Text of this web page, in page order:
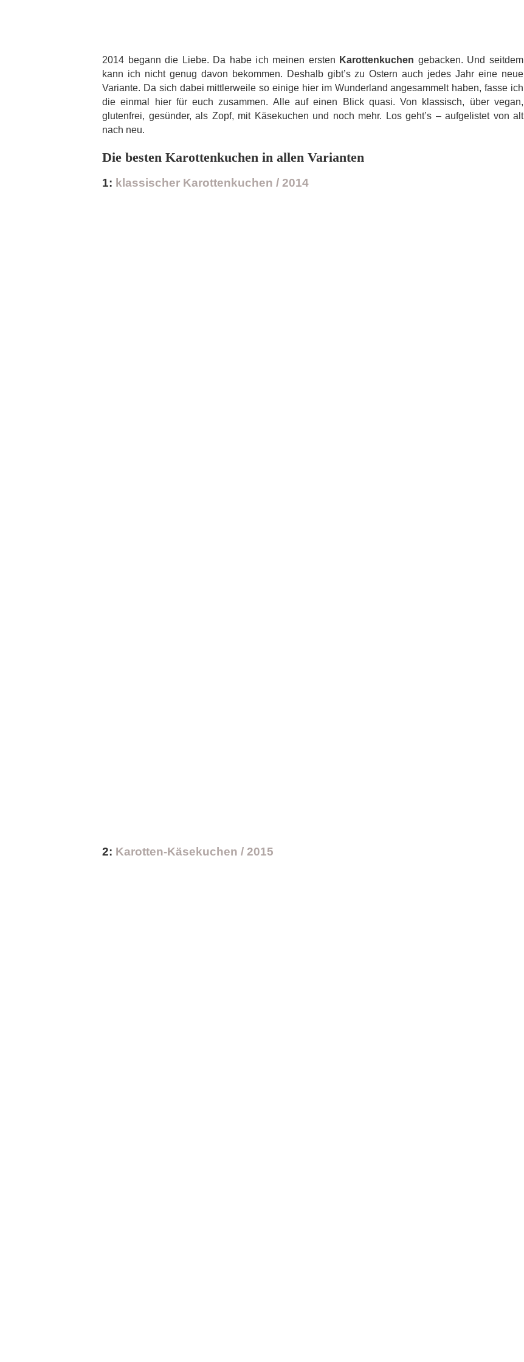
2014 begann die Liebe. Da habe ich meinen ersten Karottenkuchen gebacken. Und seitdem
kann ich nicht genug davon bekommen. Deshalb gibt’s zu Ostern auch jedes Jahr eine neue
Variante. Da sich dabei mittlerweile so einige hier im Wunderland angesammelt haben, fasse ich
die einmal hier für euch zusammen. Alle auf einen Blick quasi. Von klassisch, über vegan,
glutenfrei, gesünder, als Zopf, mit Käsekuchen und noch mehr. Los geht’s – aufgelistet von alt
nach neu.
Die besten Karottenkuchen in allen Varianten
1: klassischer Karottenkuchen / 2014
2: Karotten-Käsekuchen / 2015